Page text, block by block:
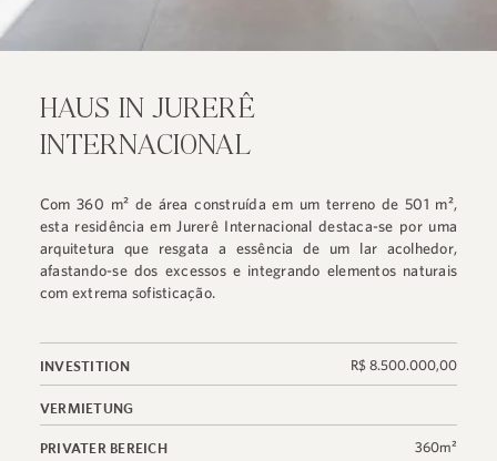
HAUS IN JURERÊ
INTERNACIONAL
Com 360 m² de área construída em um terreno de 501 m²,
esta residência em Jurerê Internacional destaca-se por uma
arquitetura que resgata a essência de um lar acolhedor,
afastando-se dos excessos e integrando elementos naturais
com extrema sofisticação.
INVESTITION R$ 8.500.000,00
VERMIETUNG
PRIVATER BEREICH 360m²